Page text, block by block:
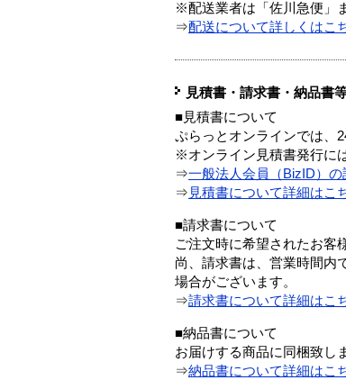
※配送業者は「佐川急便」
⇒配送について詳しくはこ
見積書・請求書・納品書
■見積書について
ぷらっとオンラインでは、
※オンライン見積書発行に
⇒一般法人会員（BizID）の
⇒ 見積書について詳細はこ
■請求書について
ご注文時に希望されたお客
尚、請求書は、営業時間内
場合がございます。
⇒請求書について詳細はこ
■納品書について
お届けする商品に同梱致し
⇒納品書について詳細はこ